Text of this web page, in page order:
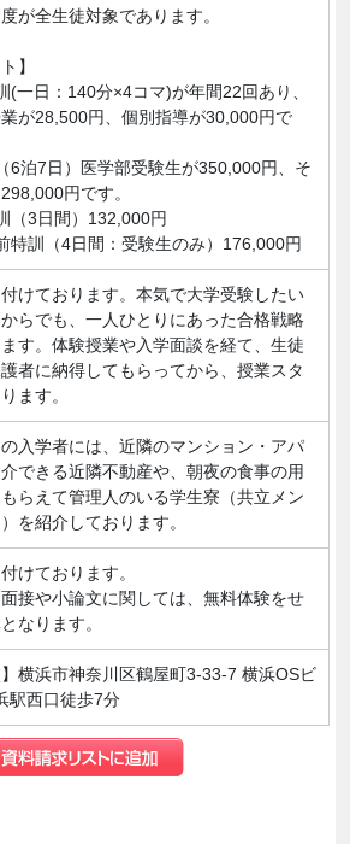
が全生徒対象であります。
】
(一日：140分×4コマ)が年間22回あり、
が28,500円、個別指導が30,000円で
6泊7日）医学部受験生が350,000円、そ
円です。
（3日間）132,000円
特訓（4日間：受験生のみ）176,000円
けております。本気で大学受験したい
らでも、一人ひとりにあった合格戦略
す。体験授業や入学面談を経て、生徒
者に納得してもらってから、授業スタ
ます。
入学者には、近隣のマンション・アパ
できる近隣不動産や、朝夜の食事の用
らえて管理人のいる学生寮（共立メン
を紹介しております。
けております。
接や小論文に関しては、無料体験をせ
なります。
】横浜市神奈川区鶴屋町3-33-7 横浜OSビ
駅西口徒歩7分